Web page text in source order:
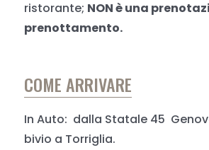
ristorante; NON è una
prenottamento.
COME ARRIVARE
In Auto: dalla Statale 45
bivio a Torriglia.